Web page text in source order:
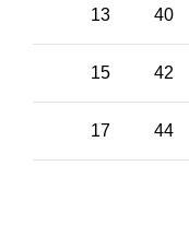
40
13
42
15
44
17